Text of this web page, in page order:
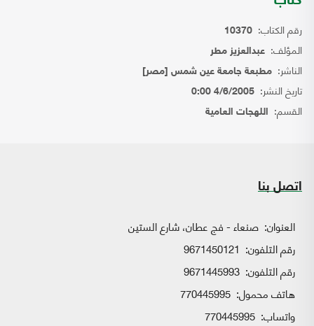
رقم الكتاب: 10370
المؤلف: عبدالعزيز مطر
الناشر: مطبعة جامعة عين شمس [مصر]
تاريخ النشر: 4/6/2005 0:00
القسم: اللهجات العامية
اتصل بنا
العنوان: صنعاء - فج عطان، شارع الستين
رقم التلفون: 9671450121
رقم التلفون: 9671445993
هاتف محمول: 770445995
واتساب: